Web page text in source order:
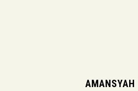
AMANSYAH